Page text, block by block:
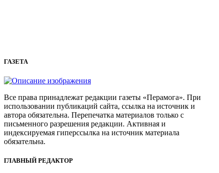
ГАЗЕТА
Все права принадлежат редакции газеты «Перамога». При
использовании публикаций сайта, ссылка на источник и
автора обязательна. Перепечатка материалов только с
письменного разрешения редакции. Активная и
индексируемая гиперссылка на источник материала
обязательна.
ГЛАВНЫЙ РЕДАКТОР